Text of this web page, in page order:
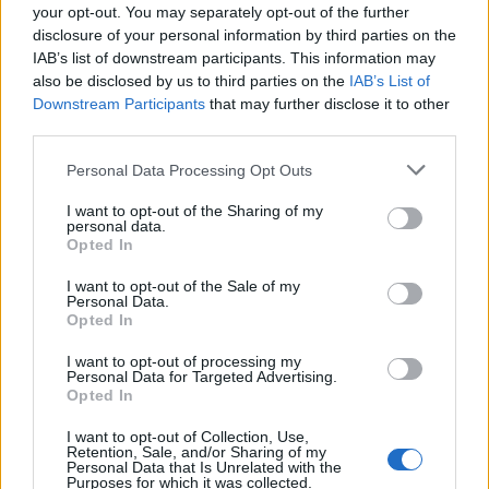
your opt-out. You may separately opt-out of the further
disclosure of your personal information by third parties on the
IAB’s list of downstream participants. This information may
also be disclosed by us to third parties on the IAB’s List of
Downstream Participants that may further disclose it to other
Personal Data Processing Opt Outs
I want to opt-out of the Sharing of my
personal data.
Opted In
I want to opt-out of the Sale of my
Personal Data.
Opted In
I want to opt-out of processing my
Personal Data for Targeted Advertising.
Opted In
I want to opt-out of Collection, Use,
Retention, Sale, and/or Sharing of my
Personal Data that Is Unrelated with the
Purposes for which it was collected.
ROMSLIG:
Med 72 fots lengde blir båten som et
flytende hjem, med store oppholdsrom.
Stilren flybridge
Absolute 72 Fly, som lanseres i vår, blir en
romslig 72 foter med hele fire lugarer og tre
store bad. Salongen vil inneholde stor
sofagruppe akter, spiseavdeling for åtte
personer mot styrbord og stor bysse mot
babord. Flybridgen er tegnet for å være